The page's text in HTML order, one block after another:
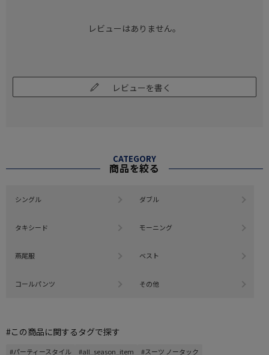
レビューはありません。
レビューを書く
CATEGORY
商品を絞る
シングル ダブル
タキシード モーニング
燕尾服 ベスト
コールパンツ その他
#この商品に関するタグで探す
#パーティースタイル #all_season_item
#スーツ ノータック